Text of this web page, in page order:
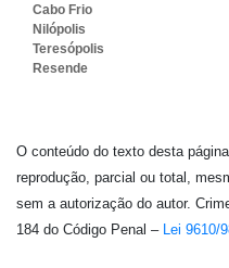
Cabo Frio
Nilópolis
Teresópolis
Resende
O conteúdo do texto desta
reprodução, parcial ou total,
sem a autorização do autor.
184 do Código Penal – Lei 9610/